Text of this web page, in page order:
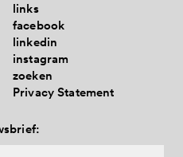
links
facebook
linkedin
instagram
zoeken
Privacy Statement